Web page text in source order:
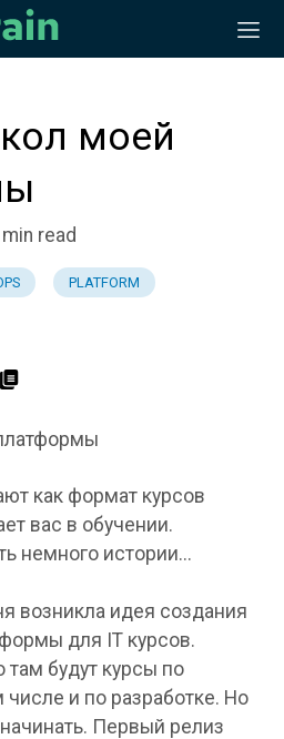
моей
min read
PLATFORM
как формат курсов
вас в обучении.
немного истории...
возникла идея создания
для IT курсов.
там будут курсы по
и по разработке. Но
Первый релиз